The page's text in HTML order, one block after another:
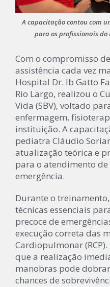
A capacitação contou com
para os profissionais
Com o compromisso
assistência cada vez
Hospital Dr. Ib Gatto
Rio Largo, realizou o
Vida (SBV), voltado
enfermagem,
instituição. A
pediatra Cláudio
atualização teórica e
para o atendimento
emergência.
Durante o
técnicas essenciais
precoce de
execução correta das
Cardiopulmonar
que a realização
manobras pode
chances de